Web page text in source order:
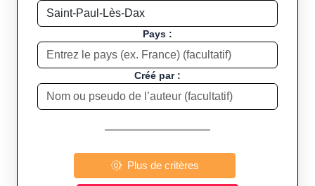
Pays :
Créé par :
Plus de critères